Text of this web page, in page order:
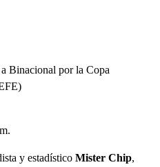
Binacional por la Copa
y estadístico Mister Chip,